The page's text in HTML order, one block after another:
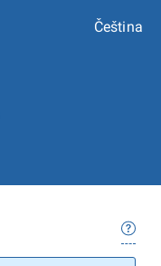
Čeština